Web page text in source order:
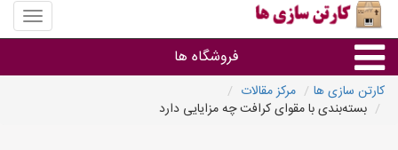
منوی
سایت
سازی
فروشگاه ها
کارتن جعبه
کارتن سازی ها
مرکز مقالات
بسته‌بندی با مقوای کرافت چه مزایایی دارد